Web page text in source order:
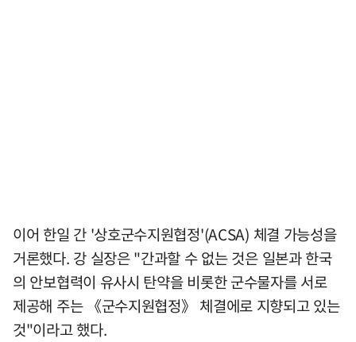
이어 한일 간 '상호군수지원협정'(ACSA) 체결 가능성을
거론했다. 강 실장은 "간과할 수 없는 것은 일본과 한국
의 안보협력이 유사시 탄약을 비롯한 군수물자를 서로
제공해 주는 《군수지원협정》 체결에로 지향되고 있는
것"이라고 했다.